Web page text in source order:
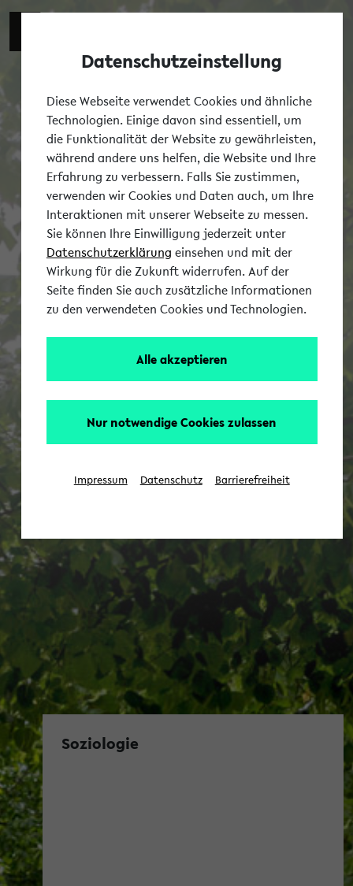
Soziologie
Datenschutzeinstellung
Diese Webseite verwendet Cookies und ähnliche
Technologien. Einige davon sind essentiell, um
die Funktionalität der Website zu gewährleisten,
während andere uns helfen, die Website und Ihre
Erfahrung zu verbessern. Falls Sie zustimmen,
verwenden wir Cookies und Daten auch, um Ihre
Interaktionen mit unserer Webseite zu messen.
Sie können Ihre Einwilligung jederzeit unter
Datenschutzerklärung einsehen und mit der
Wirkung für die Zukunft widerrufen. Auf der
Seite finden Sie auch zusätzliche Informationen
zu den verwendeten Cookies und Technologien.
Alle akzeptieren
Nur notwendige Cookies zulassen
Impressum Datenschutz Barrierefreiheit